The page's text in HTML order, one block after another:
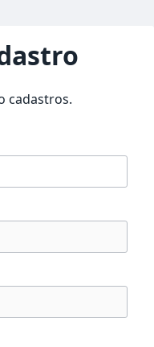
cadastros.